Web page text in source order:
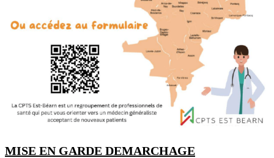
MISE EN GARDE DEMARCHAGE